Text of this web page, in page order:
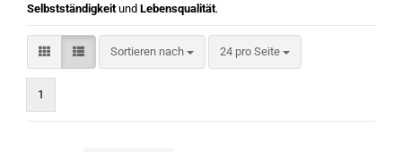
Selbstständigkeitund Lebensqualität.
Sortieren nach
Sortieren nach 24 pro Seite
pro Seite
1